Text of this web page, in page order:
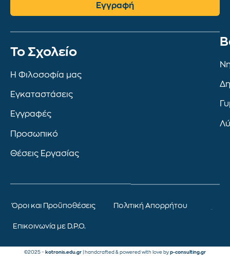
Εγγραφή
To Σχολείο
Η Φιλοσοφία μας
Εγκαταστάσεις
Εγγραφές
Προσωπικό
Θέσεις Εργασίας
Όροι και Προϋποθέσεις Πολιτική Απορρήτου
Επικοινωνία με D.P.O.
©2025 – kotronis.edu.gr | handcrafted & powered with love by p-consulting.gr